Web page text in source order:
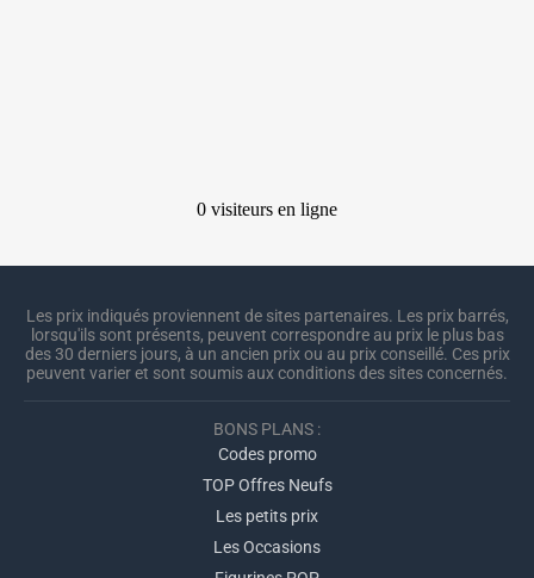
Les prix indiqués proviennent de sites partenaires. Les prix barrés,
lorsqu'ils sont présents, peuvent correspondre au prix le plus bas
des 30 derniers jours, à un ancien prix ou au prix conseillé. Ces prix
peuvent varier et sont soumis aux conditions des sites concernés.
BONS PLANS :
Codes promo
TOP Offres Neufs
Les petits prix
Les Occasions